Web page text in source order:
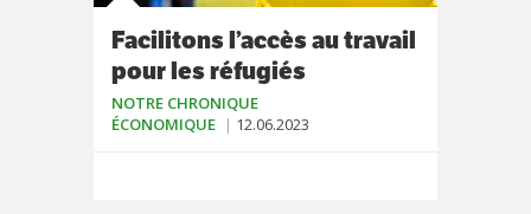
Facilitons l’accès au travail
pour les réfugiés
NOTRE CHRONIQUE
ÉCONOMIQUE
12.06.2023